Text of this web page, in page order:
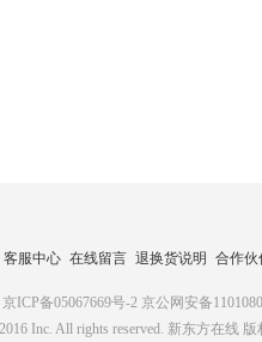
客服中心 在线留言 退换货说明 合作伙
京ICP备05067669号-2 京公网安备
Inc. All rights reserved. 新东方在线